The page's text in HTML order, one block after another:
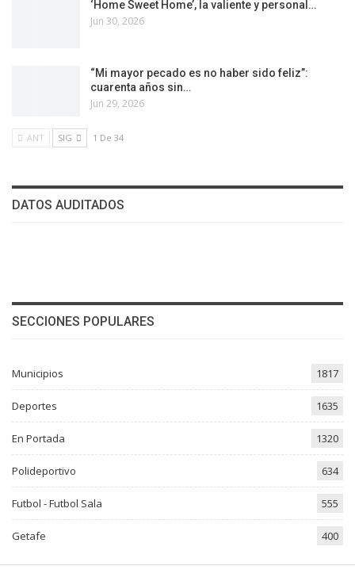
‘Home Sweet Home’, la valiente y personal…
Jun 30, 2026
“Mi mayor pecado es no haber sido feliz”:
cuarenta años sin…
Jun 29, 2026
ANT SIG 1 De 34
DATOS AUDITADOS
SECCIONES POPULARES
Municipios 1817
Deportes 1635
En Portada 1320
Polideportivo 634
Futbol - Futbol Sala 555
Getafe 400